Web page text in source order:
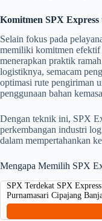
Komitmen SPX
Selain fokus pada
memiliki komitmen efektif
menerapkan praktik
logistiknya, semacam
optimasi rute pengiriman
penggunaan bahan
Dengan teknik ini, SPX
perkembangan industri
dalam mempertahankan
Mengapa Memilih SPX
SPX Terdekat SPX
Purnamasari Cipajang